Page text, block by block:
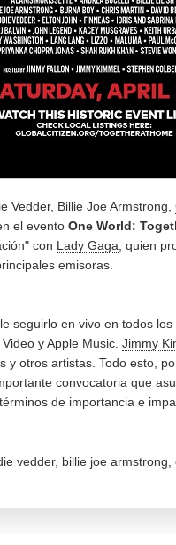
Vedder, Billie Joe Armstrong,
el evento One World:
con Lady Gaga , quien
emisoras.
seguirlo en vivo en todos
y Apple Music. Jimmy
y otros artistas. Todo esto,
convocatoria que
de importancia e
vedder, billie joe armstrong